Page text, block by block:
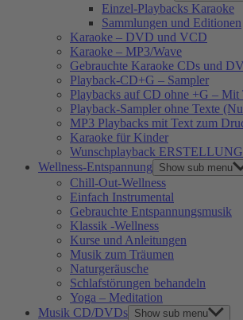
Einzel-Playbacks Karaoke
Sammlungen und Editionen
Karaoke – DVD und VCD
Karaoke – MP3/Wave
Gebrauchte Karaoke CDs und
Playback-CD+G – Sampler
Playbacks auf CD ohne +G – Mit
Playback-Sampler ohne Texte
MP3 Playbacks mit Text zum
Karaoke für Kinder
Wunschplayback
Wellness-Entspannung
Show sub menu
Chill-Out-Wellness
Einfach Instrumental
Gebrauchte Entspannungsmusik
Klassik -Wellness
Kurse und Anleitungen
Musik zum Träumen
Naturgeräusche
Schlafstörungen behandeln
Yoga – Meditation
Musik CD/DVDs Show sub menu